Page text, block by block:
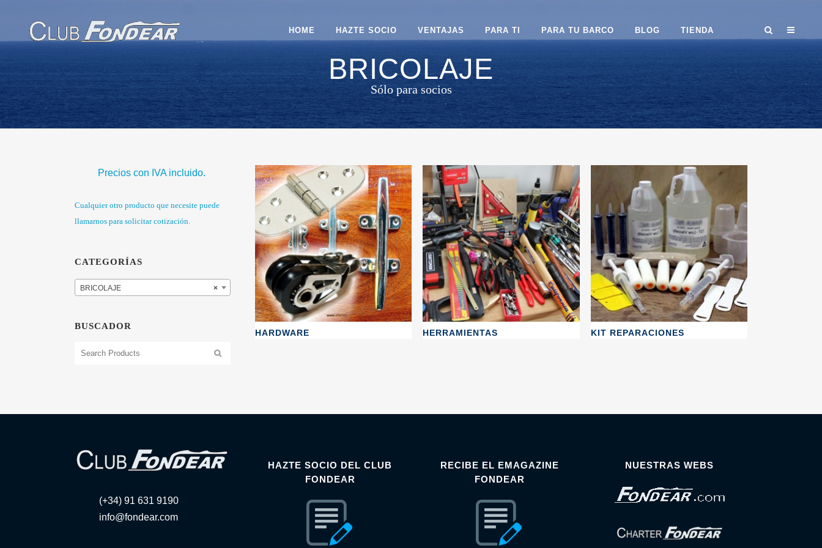
HOME HAZTE SOCIO VENTAJAS PARA TI PARA TU BARCO BLOG TIENDA
BRICOLAJE
Sólo para socios
Precios con IVA incluido.
Cualquier otro producto que necesite puede
llamarnos para solicitar cotización.
CATEGORÍAS
×
BRICOLAJE
BUSCADOR
HARDWARE HERRAMIENTAS KIT REPARACIONES
(+34) 91 631 9190
info@fondear.com
HAZTE SOCIO DEL CLUB
FONDEAR
RECIBE EL EMAGAZINE
FONDEAR
NUESTRAS WEBS